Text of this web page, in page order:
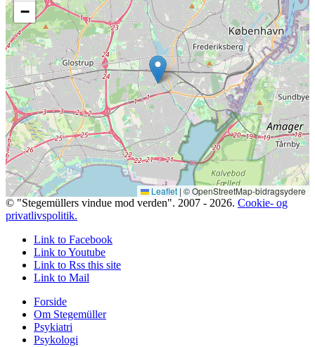
−
Leaflet | © OpenStreetMap-bidragsydere
© "Stegemüllers vindue mod verden". 2007 - 2026. Cookie- og
privatlivspolitik.
Link to Facebook
Link to Youtube
Link to Rss this site
Link to Mail
Forside
Om Stegemüller
Psykiatri
Psykologi